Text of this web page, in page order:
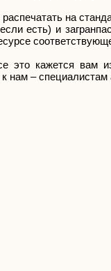
на
есть) и
это кажется вам
к нам –